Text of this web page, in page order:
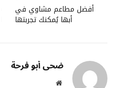
أفضل مطاعم مشاوي في
أبها يُمكنك تجربتها
ضحى أبو فرحة
موقع